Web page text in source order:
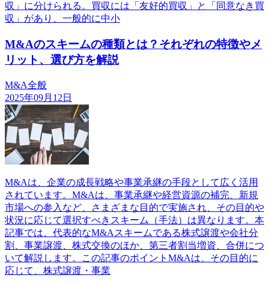
収」に分けられる。買収には「友好的買収」と「同意なき買
収」があり、一般的に中小
M&Aのスキームの種類とは？それぞれの特徴やメ
リット、選び方を解説
M&A全般
2025年09月12日
M&Aは、企業の成長戦略や事業承継の手段として広く活用
されています。M&Aは、事業承継や経営資源の補完、新規
市場への参入など、さまざまな目的で実施され、その目的や
状況に応じて選択すべきスキーム（手法）は異なります。本
記事では、代表的なM&Aスキームである株式譲渡や会社分
割、事業譲渡、株式交換のほか、第三者割当増資、合併につ
いて解説します。この記事のポイントM&Aは、その目的に
応じて、株式譲渡・事業